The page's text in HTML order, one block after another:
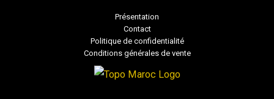
Présentation
Contact
Politique de confidentialité
Conditions générales de vente